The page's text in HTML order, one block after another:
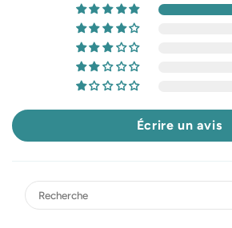
Écrire un avis